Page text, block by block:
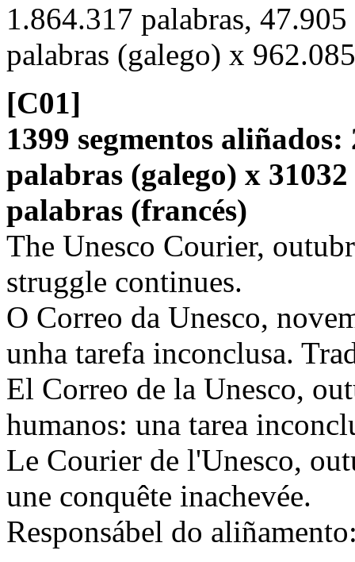
1.864.317 palabras,
palabras (galego) x
[C01]
1399 segmentos
palabras (galego) x
palabras (francés)
The Unesco Courier,
struggle continues.
O Correo da Unesco,
unha tarefa inconclusa.
El Correo de la Unesco,
humanos: una tarea
Le Courier de l'Unesco,
une conquête inachevée.
Responsábel do